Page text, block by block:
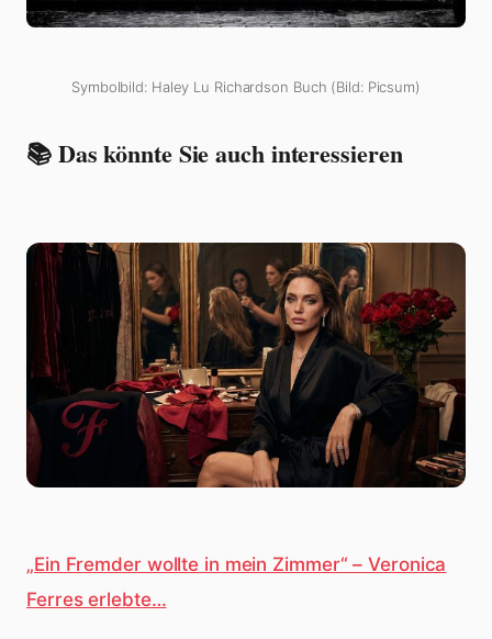
Symbolbild: Haley Lu Richardson Buch (Bild: Picsum)
📚 Das könnte Sie auch interessieren
„Ein Fremder wollte in mein Zimmer“ – Veronica
Ferres erlebte…